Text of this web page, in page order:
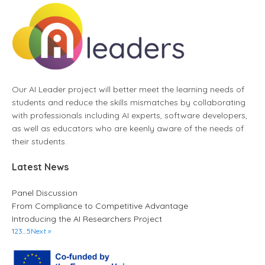
Our AI Leader project will better meet the learning needs of
students and reduce the skills mismatches by collaborating
with professionals including AI experts, software developers,
as well as educators who are keenly aware of the needs of
their students.
Latest News
Panel Discussion
From Compliance to Competitive Advantage
Introducing the AI Researchers Project
123…5Next »